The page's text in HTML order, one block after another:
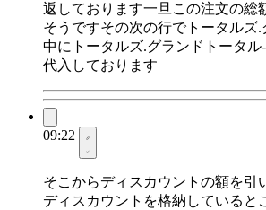
返しております一旦この注文の総
そうですその次の行でトータルズ
中にトータルズ.グランドトータ
代入しております
09:22
そこからディスカウントの額を引
ディスカウントを格納していると